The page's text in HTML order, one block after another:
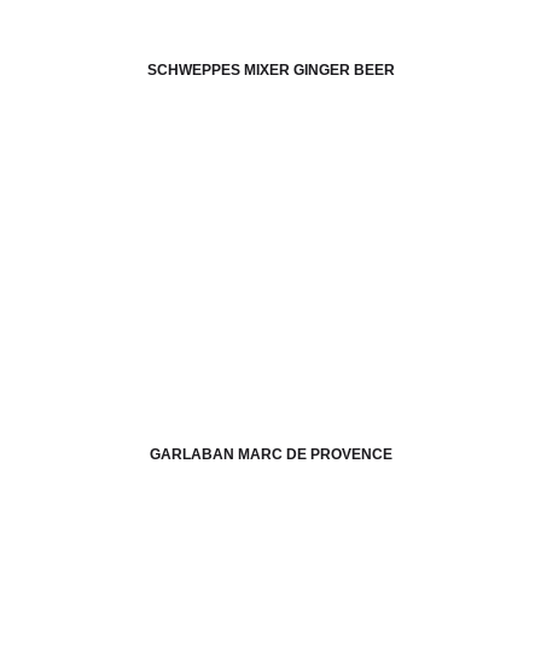
SCHWEPPES MIXER GINGER BEER
GARLABAN MARC DE PROVENCE